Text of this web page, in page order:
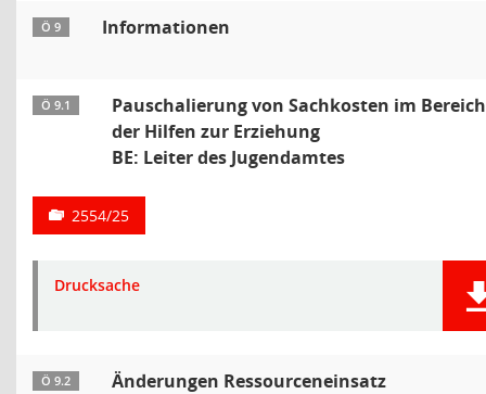
Ö 9 Informationen
Ö 9.1
Pauschalierung von Sachkosten im Bereich
der Hilfen zur Erziehung
BE: Leiter des Jugendamtes
2554/25
Drucksache
Ö 9.2
Änderungen Ressourceneinsatz